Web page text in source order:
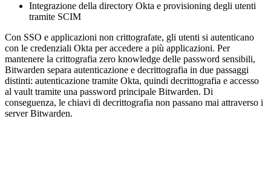
Integrazione della directory Okta e provisioning degli utenti
tramite SCIM
Con SSO e applicazioni non crittografate, gli utenti si autenticano
con le credenziali Okta per accedere a più applicazioni. Per
mantenere la crittografia zero knowledge delle password sensibili,
Bitwarden separa autenticazione e decrittografia in due passaggi
distinti: autenticazione tramite Okta, quindi decrittografia e accesso
al vault tramite una password principale Bitwarden. Di
conseguenza, le chiavi di decrittografia non passano mai attraverso i
server Bitwarden.